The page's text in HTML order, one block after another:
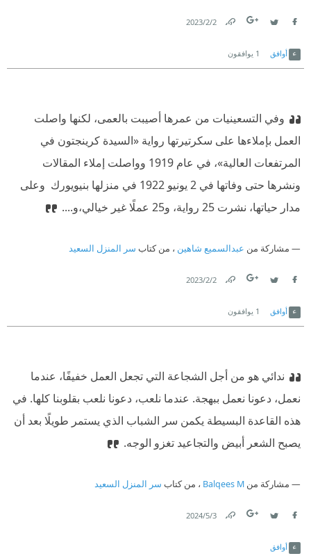
2‏/2‏/2023
أوافق 1 يوافقون
وفي التسعينيات من عمرها أصيبت بالعمى، لكنها واصلت
العمل بإملاءها على سكرتيرتها رواية «السيدة كرينجتون في
المرتفعات العالية»، في عام 1919 وواصلت إملاء المقالات
ونشرها حتى وفاتها في 2 يونيو 1922 في منزلها بنيويورك ‫ وعلى
مدار حياتها، نشرت 25 رواية، و25 عملًا غير خيالي،و....
مشاركة من عبدالسميع شاهين ، من كتاب سر المنزل السعيد
2‏/2‏/2023
أوافق 1 يوافقون
ندائي هو من أجل الشجاعة التي تجعل العمل خفيفًا، عندما
نعمل، دعونا نعمل ببهجة. عندما نلعب، دعونا نلعب بقلوبنا كلها. في
هذه القاعدة البسيطة يكمن سر الشباب الذي يستمر طويلًا بعد أن
يصبح الشعر أبيض والتجاعيد تغزو الوجه.
مشاركة من Balqees M ، من كتاب سر المنزل السعيد
3‏/5‏/2024
أوافق